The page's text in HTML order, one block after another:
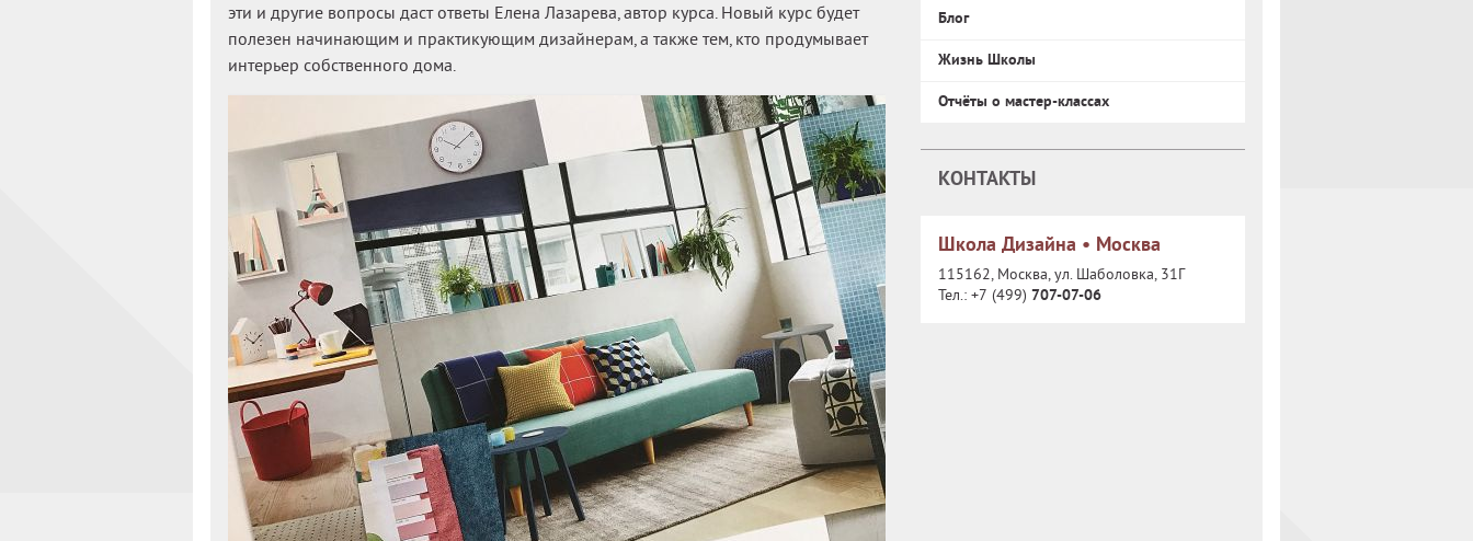
эти и другие вопросы даст ответы Елена Лазарева, автор курса. Новый курс будет
полезен начинающим и практикующим дизайнерам, а также тем, кто продумывает
интерьер собственного дома.
Блог
Жизнь Школы
Отчёты о мастер-классах
КОНТАКТЫ
Школа Дизайна • Москва
115162, Москва, ул. Шаболовка, 31Г
Тел.: +7 (499) 707-07-06